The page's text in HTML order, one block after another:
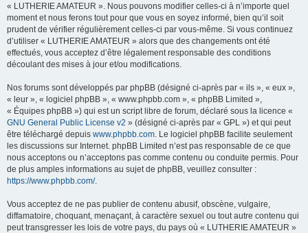
« LUTHERIE AMATEUR ». Nous pouvons modifier celles-ci à n’importe quel
moment et nous ferons tout pour que vous en soyez informé, bien qu’il soit
prudent de vérifier régulièrement celles-ci par vous-même. Si vous continuez
d’utiliser « LUTHERIE AMATEUR » alors que des changements ont été
effectués, vous acceptez d’être légalement responsable des conditions
découlant des mises à jour et/ou modifications.
Nos forums sont développés par phpBB (désigné ci-après par « ils », « eux »,
« leur », « logiciel phpBB », « www.phpbb.com », « phpBB Limited »,
« Équipes phpBB ») qui est un script libre de forum, déclaré sous la licence «
GNU General Public License v2 » (désigné ci-après par « GPL ») et qui peut
être téléchargé depuis www.phpbb.com. Le logiciel phpBB facilite seulement
les discussions sur Internet. phpBB Limited n’est pas responsable de ce que
nous acceptons ou n’acceptons pas comme contenu ou conduite permis. Pour
de plus amples informations au sujet de phpBB, veuillez consulter :
https://www.phpbb.com/.
Vous acceptez de ne pas publier de contenu abusif, obscène, vulgaire,
diffamatoire, choquant, menaçant, à caractère sexuel ou tout autre contenu qui
peut transgresser les lois de votre pays, du pays où « LUTHERIE AMATEUR »